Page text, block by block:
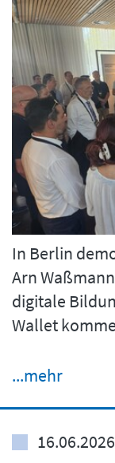
In Berlin
Arn
digitale
Wallet
...mehr
16.06.2026